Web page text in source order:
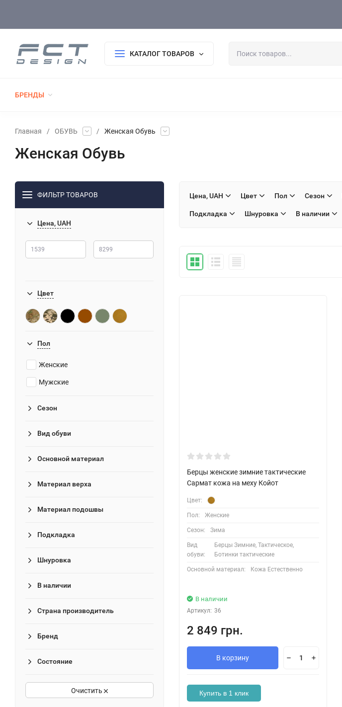
КАТАЛОГ ТОВАРОВ
БРЕНДЫ
Главная
/ ОБУВЬ / Женская Обувь
Женская Обувь
ФИЛЬТР ТОВАРОВ
Цена, UAH
Цвет
Пол
Женские
Мужские
Сезон
Вид обуви
Основной материал
Материал верха
Материал подошвы
Подкладка
Шнуровка
В наличии
Страна производитель
Бренд
Состояние
Очистить
Цена, UAH Цвет Пол Сезон
Подкладка Шнуровка В наличии
Берцы женские зимние тактические
Сармат кожа на меху Койот
Цвет:
Пол: Женские
Сезон: Зима
Вид
обуви:
Берцы Зимние, Тактическое,
Ботинки тактические
Основной материал: Кожа Естественно
В наличии
Артикул: 36
2 849 грн.
В корзину
Купить в 1 клик